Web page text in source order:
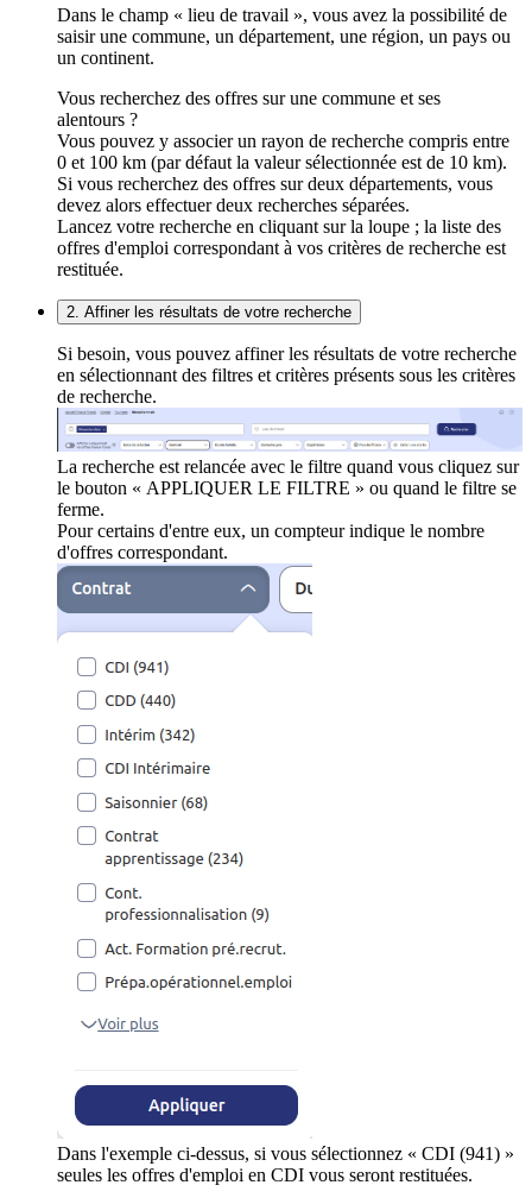
Dans le champ « lieu de travail », vous avez la possibilité de
saisir une commune, un département, une région, un pays ou
un continent.
Vous recherchez des offres sur une commune et ses
alentours ?
Vous pouvez y associer un rayon de recherche compris entre
0 et 100 km (par défaut la valeur sélectionnée est de 10 km).
Si vous recherchez des offres sur deux départements, vous
devez alors effectuer deux recherches séparées.
Lancez votre recherche en cliquant sur la loupe ; la liste des
offres d'emploi correspondant à vos critères de recherche est
restituée.
2. Affiner les résultats de votre recherche
Si besoin, vous pouvez affiner les résultats de votre recherche
en sélectionnant des filtres et critères présents sous les critères
de recherche.
La recherche est relancée avec le filtre quand vous cliquez sur
le bouton « APPLIQUER LE FILTRE » ou quand le filtre se
ferme.
Pour certains d'entre eux, un compteur indique le nombre
d'offres correspondant.
Dans l'exemple ci-dessus, si vous sélectionnez « CDI (941) »
seules les offres d'emploi en CDI vous seront restituées.